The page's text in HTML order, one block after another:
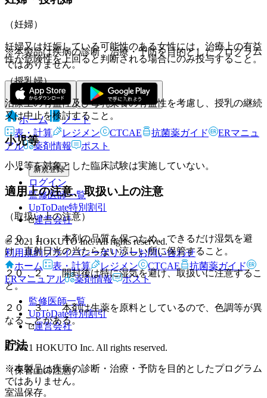
（妊婦）
妊婦又は妊娠している可能性のある女性には、治療上の有益
性が危険性を上回ると判断される場合にのみ投与すること。
（授乳婦）
治療上の有益性及び母乳栄養の有益性を考慮し、授乳の継続
又は中止を検討すること。
小児等
小児等を対象とした臨床試験は実施していない。
適用上の注意、取扱い上の注意
（取扱い上の注意）
２０．１． 本剤の品質を保つため、できるだけ湿気を避
け、直射日光の当たらない涼しい所に保管すること。
２０．２． 開封後は特に湿気を避け、取扱いに注意するこ
と。
２０．３． 本剤は生薬を原料としているので、色調等が異
なることがある。
貯法
（保管上の注意）
室温保存。
※本製品は疾病の診断・治療・予防を目的としたプログラム
ではありません。
ホーム
ノート
表・計算
レジメン CTCAE 抗菌薬ガイド
ERマニュ
アル
薬剤情報 ポスト
新規登録
ログイン
監修医師一覧
UpToDate特別割引
運営会社
© 2021 HOKUTO Inc. All rights reserved.
利用規約プライバシーポリシーお問い合わせ
ホーム
表・計算 レジメン CTCAE
抗菌薬ガイド
ERマニュアル
薬剤情報 ポスト
監修医師一覧
UpToDate特別割引
運営会社
© 2021 HOKUTO Inc. All rights reserved.
※本製品は疾病の診断・治療・予防を目的としたプログラム
ではありません。